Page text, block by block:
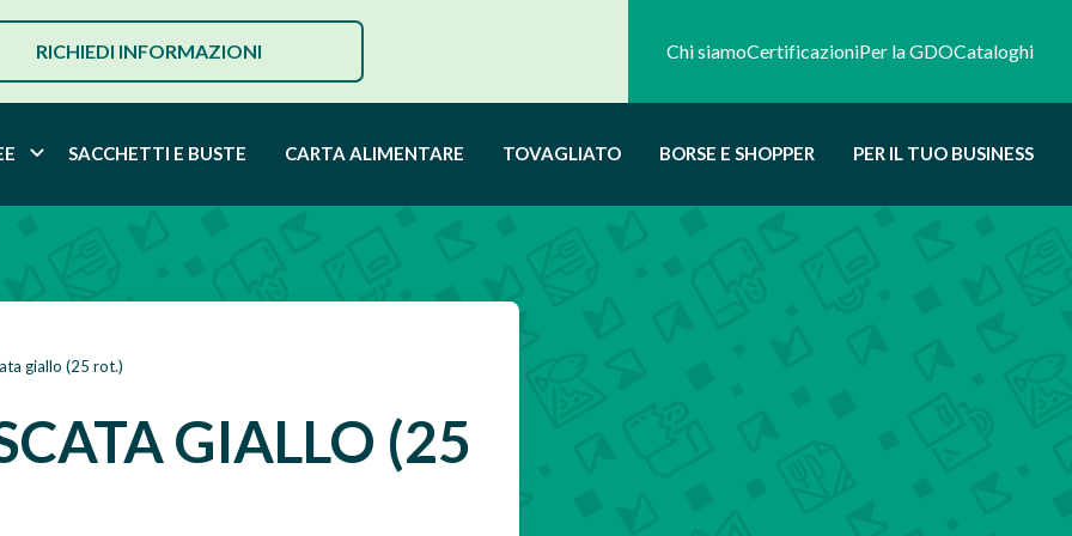
RICHIEDI INFORMAZIONI Chi siamoCertificazioniPer la GDOCataloghi
SACCHETTI E BUSTE CARTA ALIMENTARE TOVAGLIATO BORSE E SHOPPER PER IL TUO BUSINESS
giallo (25 rot.)
GIALLO (25